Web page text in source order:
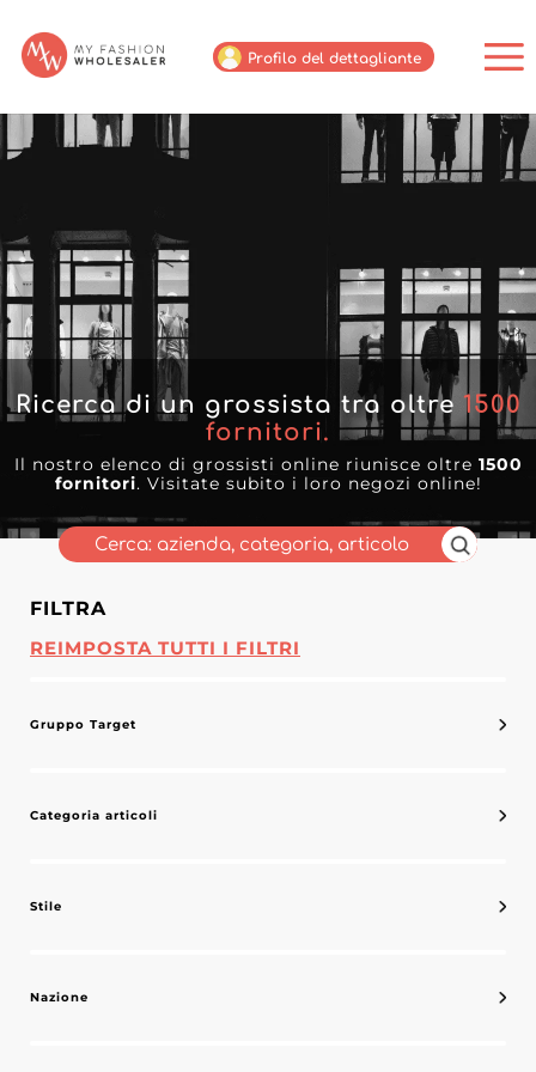
Profilo del dettagliante
Ricerca di un grossista tra oltre 1500
fornitori.
Il nostro elenco di grossisti online riunisce oltre 1500
fornitori. Visitate subito i loro negozi online!
FILTRA
REIMPOSTA TUTTI I FILTRI
Gruppo Target
Categoria articoli
Stile
Nazione